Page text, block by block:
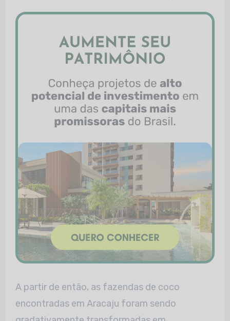
A partir de então, as fazendas de coco
encontradas em Aracaju foram sendo